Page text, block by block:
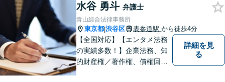
料】ご相談者さまに寄り添っ
た解決方法をご提案します！
水谷 勇斗 弁護士
青山綜合法律事務所
東京都|渋谷区 表参道駅 から徒歩4分
【全国対応】【エンタメ法務
の実績多数！】企業法務、知
的財産権／著作権、債権回収
詳細を見
る